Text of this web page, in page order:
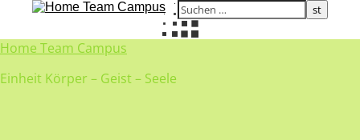
Home Team Campus
Einheit Körper – Geist – Seele